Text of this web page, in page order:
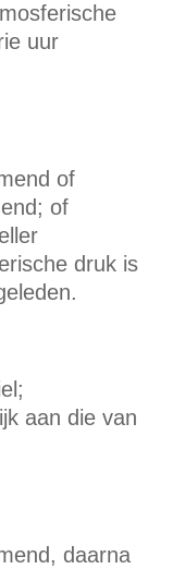
uur
of
of
druk is
aan die van
daarna